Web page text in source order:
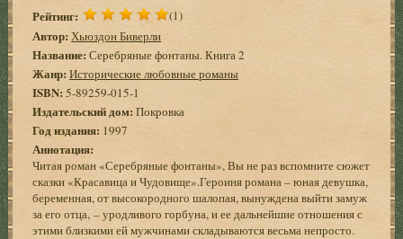
Рейтинг: (1)
Автор: Хьюздон Биверли
Название: Серебряные фонтаны. Книга 2
Жанр: Исторические любовные романы
ISBN:5-89259-015-1
Издательский дом: Покровка
Год издания: 1997
Аннотация:
Читая роман «Серебряные фонтаны», Вы не раз вспомните сюжет
сказки «Красавица и Чудовище».Героиня романа – юная девушка,
беременная, от высокородного шалопая, вынуждена выйти замуж
за его отца, – уродливого горбуна, и ее дальнейшие отношения с
этими близкими ей мужчинами складываются весьма непросто.